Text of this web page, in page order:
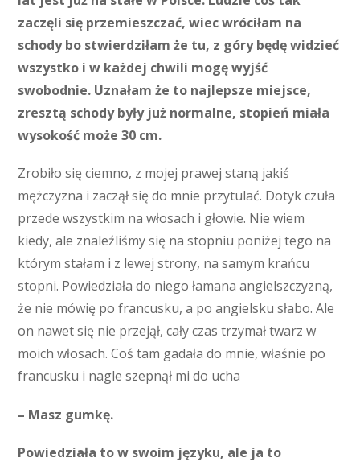
zaczęli się przemieszczać, wiec wróciłam na
schody bo stwierdziłam że tu, z góry będę widzieć
wszystko i w każdej chwili mogę wyjść
swobodnie. Uznałam że to najlepsze miejsce,
zresztą schody były już normalne, stopień miała
wysokość może 30 cm.
Zrobiło się ciemno, z mojej prawej staną jakiś
mężczyzna i zaczął się do mnie przytulać. Dotyk czuła
przede wszystkim na włosach i głowie. Nie wiem
kiedy, ale znaleźliśmy się na stopniu poniżej tego na
którym stałam i z lewej strony, na samym krańcu
stopni. Powiedziała do niego łamana angielszczyzną,
że nie mówię po francusku, a po angielsku słabo. Ale
on nawet się nie przejął, cały czas trzymał twarz w
moich włosach. Coś tam gadała do mnie, właśnie po
francusku i nagle szepnął mi do ucha
– Masz gumkę.
Powiedziała to w swoim języku, ale ja to